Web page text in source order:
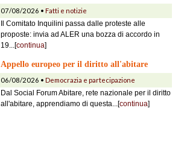
07/08/2026 • Fatti e notizie
Il Comitato Inquilini passa dalle proteste alle
proposte: invia ad ALER una bozza di accordo in
19...[continua]
Appello europeo per il diritto all'abitare
06/08/2026 • Democrazia e partecipazione
Dal Social Forum Abitare, rete nazionale per il diritto
all'abitare, apprendiamo di questa...[continua]